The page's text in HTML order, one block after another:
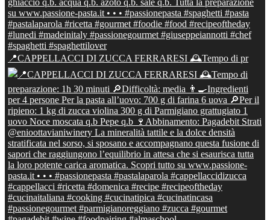
📍CAPPELLACCI DI ZUCCA FERRARESI 🕰Tempo di pr